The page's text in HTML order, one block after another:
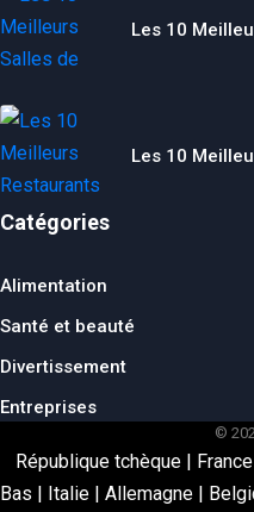
Les 10
Les 10
Catégories
Alimentation
Santé et beauté
Divertissement
Entreprises
©
République tchèque | France
Bas | Italie | Allemagne |